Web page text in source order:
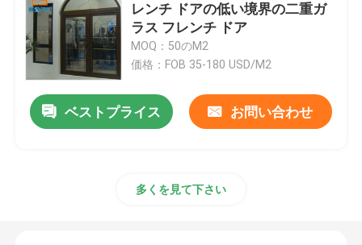
レンチ ドアの低い境界の二重ガ
ラス フレンチ ドア
MOQ：50のM2
価格：FOB 35-180 USD/M2
ベストプライス お問い合わせ
多くを見て下さい